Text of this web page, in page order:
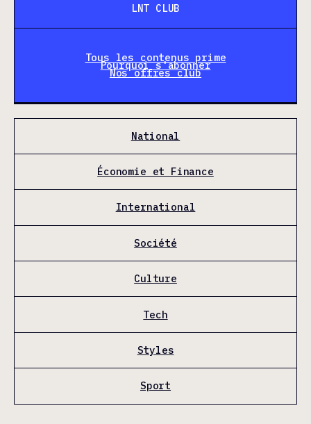
LNT CLUB
Tous les contenus prime
Pourquoi s'abonner
Nos offres club
National
Économie et Finance
International
Société
Culture
Tech
Styles
Sport